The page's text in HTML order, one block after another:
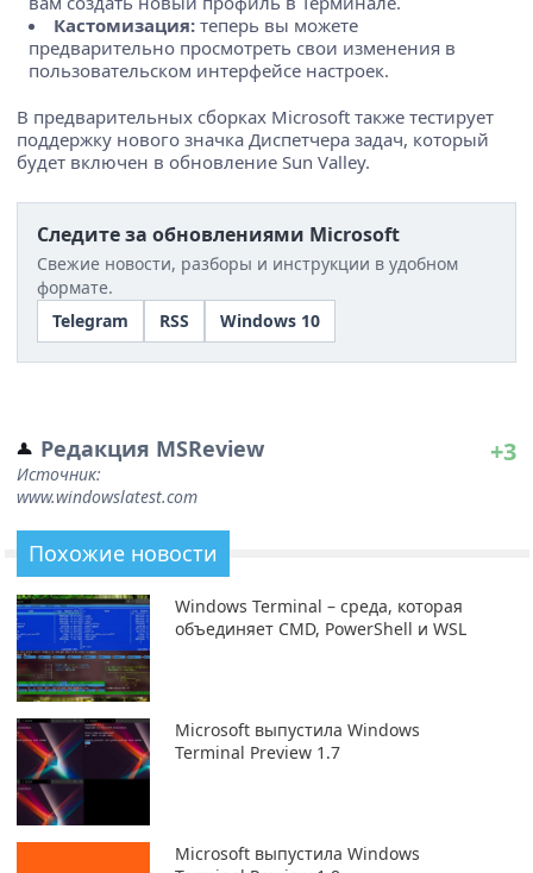
Кастомизация: теперь вы можете
предварительно просмотреть свои изменения в
пользовательском интерфейсе настроек.
В предварительных сборках Microsoft также тестирует
поддержку нового значка Диспетчера задач, который
будет включен в обновление Sun Valley.
Следите за обновлениями Microsoft
Свежие новости, разборы и инструкции в удобном
формате.
Telegram
RSS Windows 10
Редакция MSReview
Источник:
www.windowslatest.com
+3
Похожие новости
Windows Terminal – среда, которая
объединяет CMD, PowerShell и WSL
Microsoft выпустила Windows
Terminal Preview 1.7
Microsoft выпустила Windows